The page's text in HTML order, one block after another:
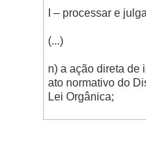
I – processar e
(...)
n) a ação direta de
ato normativo do
Lei Orgânica;